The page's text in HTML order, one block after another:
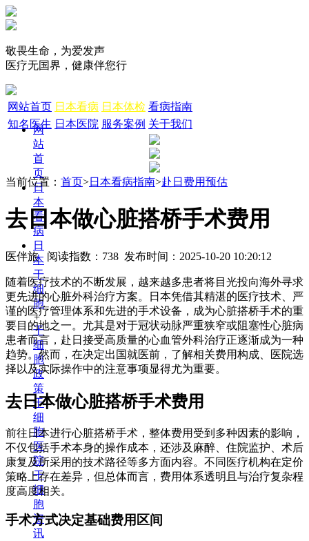
敬畏生命，为爱发声
医疗无国界，健康伴您行
网
站
首
页
日
本
看
病
日
本
干
细
胞
+
干
细
胞
政
策
干
细
胞
医
院
干
细
胞
资
讯
网站首页 日本看病 日本体检 看病指南
知名医生 日本医院 服务案例 关于我们
当前位置： 首页>日本看病指南>赴日费用预估
去日本做心脏搭桥手术费用
医伴旅 阅读指数：738 发布时间：2025-10-20 10:20:12
随着医疗技术的不断发展，越来越多患者将目光投向海外寻求
更先进的心脏外科治疗方案。日本凭借其精湛的医疗技术、严
谨的医疗管理体系和先进的手术设备，成为心脏搭桥手术的重
要目的地之一。尤其是对于冠状动脉严重狭窄或阻塞性心脏病
患者而言，赴日接受高质量的心血管外科治疗正逐渐成为一种
趋势。然而，在决定出国就医前，了解相关费用构成、医院选
择以及实际操作中的注意事项显得尤为重要。
去日本做心脏搭桥手术费用
前往日本进行心脏搭桥手术，整体费用受到多种因素的影响，
不仅包括手术本身的操作成本，还涉及麻醉、住院监护、术后
康复及所采用的技术路径等多方面内容。不同医疗机构在定价
策略上存在差异，但总体而言，费用体系透明且与治疗复杂程
度高度相关。
手术方式决定基础费用区间